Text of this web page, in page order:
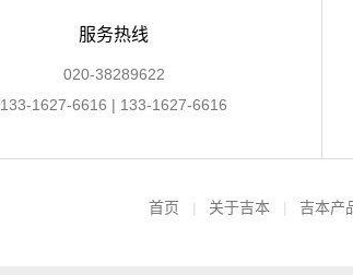
服务热线
020-38289622
133-1627-6616 | 133-1627-6616
首页 关于吉本 吉本产